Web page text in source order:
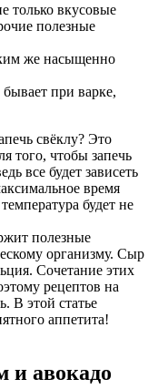
только вкусовые
полезные
же насыщенно
при варке,
свёклу? Это
того, чтобы запечь
все будет зависеть
время
будет не
полезные
организму. Сыр
Сочетание этих
рецептов на
В этой статье
аппетита!
и авокадо